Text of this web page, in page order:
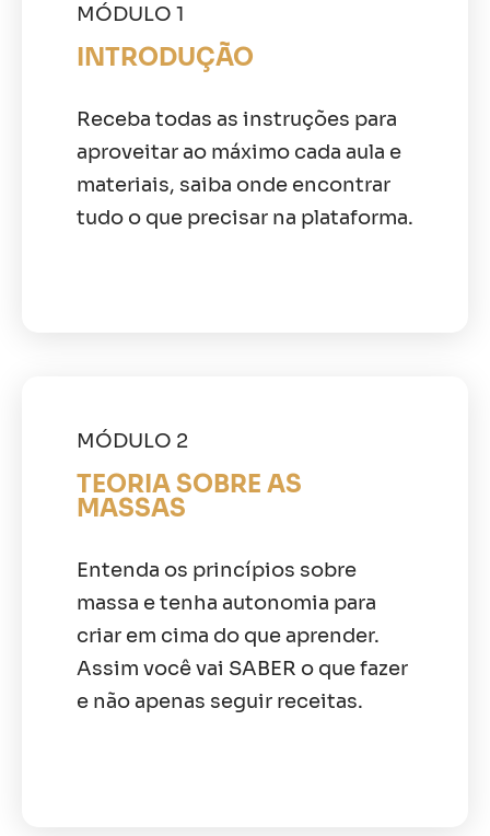
MÓDULO 1
INTRODUÇÃO
Receba todas as instruções para
aproveitar ao máximo cada aula e
materiais, saiba onde encontrar
tudo o que precisar na plataforma.
MÓDULO 2
TEORIA SOBRE AS
MASSAS
Entenda os princípios sobre
massa e tenha autonomia para
criar em cima do que aprender.
Assim você vai SABER o que fazer
e não apenas seguir receitas.